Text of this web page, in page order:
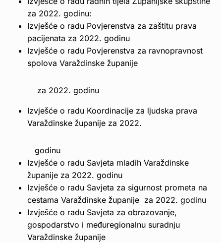
za 2022. godinu:
Izvješće o radu Povjerenstva za zaštitu prava
pacijenata za 2022. godinu
Izvješće o radu Povjerenstva za ravnopravnost
spolova Varaždinske županije
za 2022. godinu
Izvješće o radu Koordinacije za ljudska prava
Varaždinske županije za 2022.
godinu
Izvješće o radu Savjeta mladih Varaždinske
županije za 2022. godinu
Izvješće o radu Savjeta za sigurnost prometa na
cestama Varaždinske županije za 2022. godinu
Izvješće o radu Savjeta za obrazovanje,
gospodarstvo i međuregionalnu suradnju
Varaždinske županije